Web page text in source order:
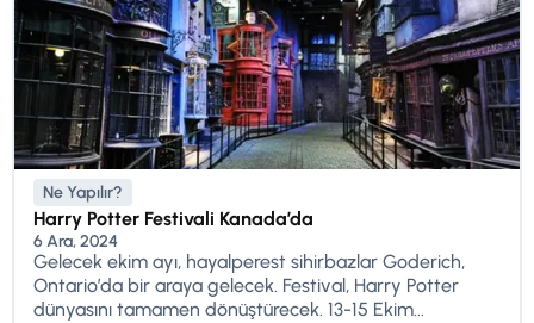
Ne Yapılır?
Harry Potter Festivali Kanada’da
6 Ara, 2024
Gelecek ekim ayı, hayalperest sihirbazlar Goderich,
Ontario’da bir araya gelecek. Festival, Harry Potter
dünyasını tamamen dönüştürecek. 13-15 Ekim...